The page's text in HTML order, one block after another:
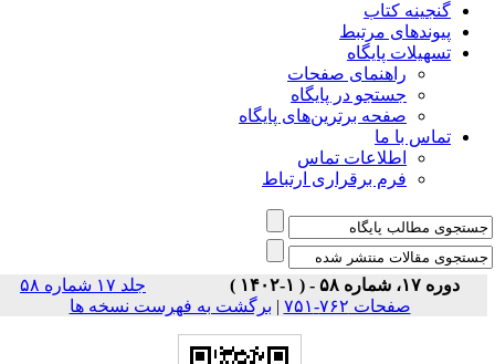
گنجینه کتاب
پیوندهای مرتبط
تسهیلات پایگاه
راهنمای صفحات
جستجو در پایگاه
صفحه برترین‌های پایگاه
تماس با ما
اطلاعات تماس
فرم برقراری ارتباط
دوره ۱۷، شماره ۵۸ - ( ۱-۱۴۰۲ )
جلد ۱۷ شماره ۵۸
صفحات ۷۶۲-۷۵۱
|برگشت به فهرست نسخه ها